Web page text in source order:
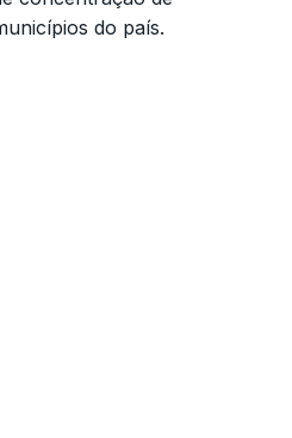
do país.